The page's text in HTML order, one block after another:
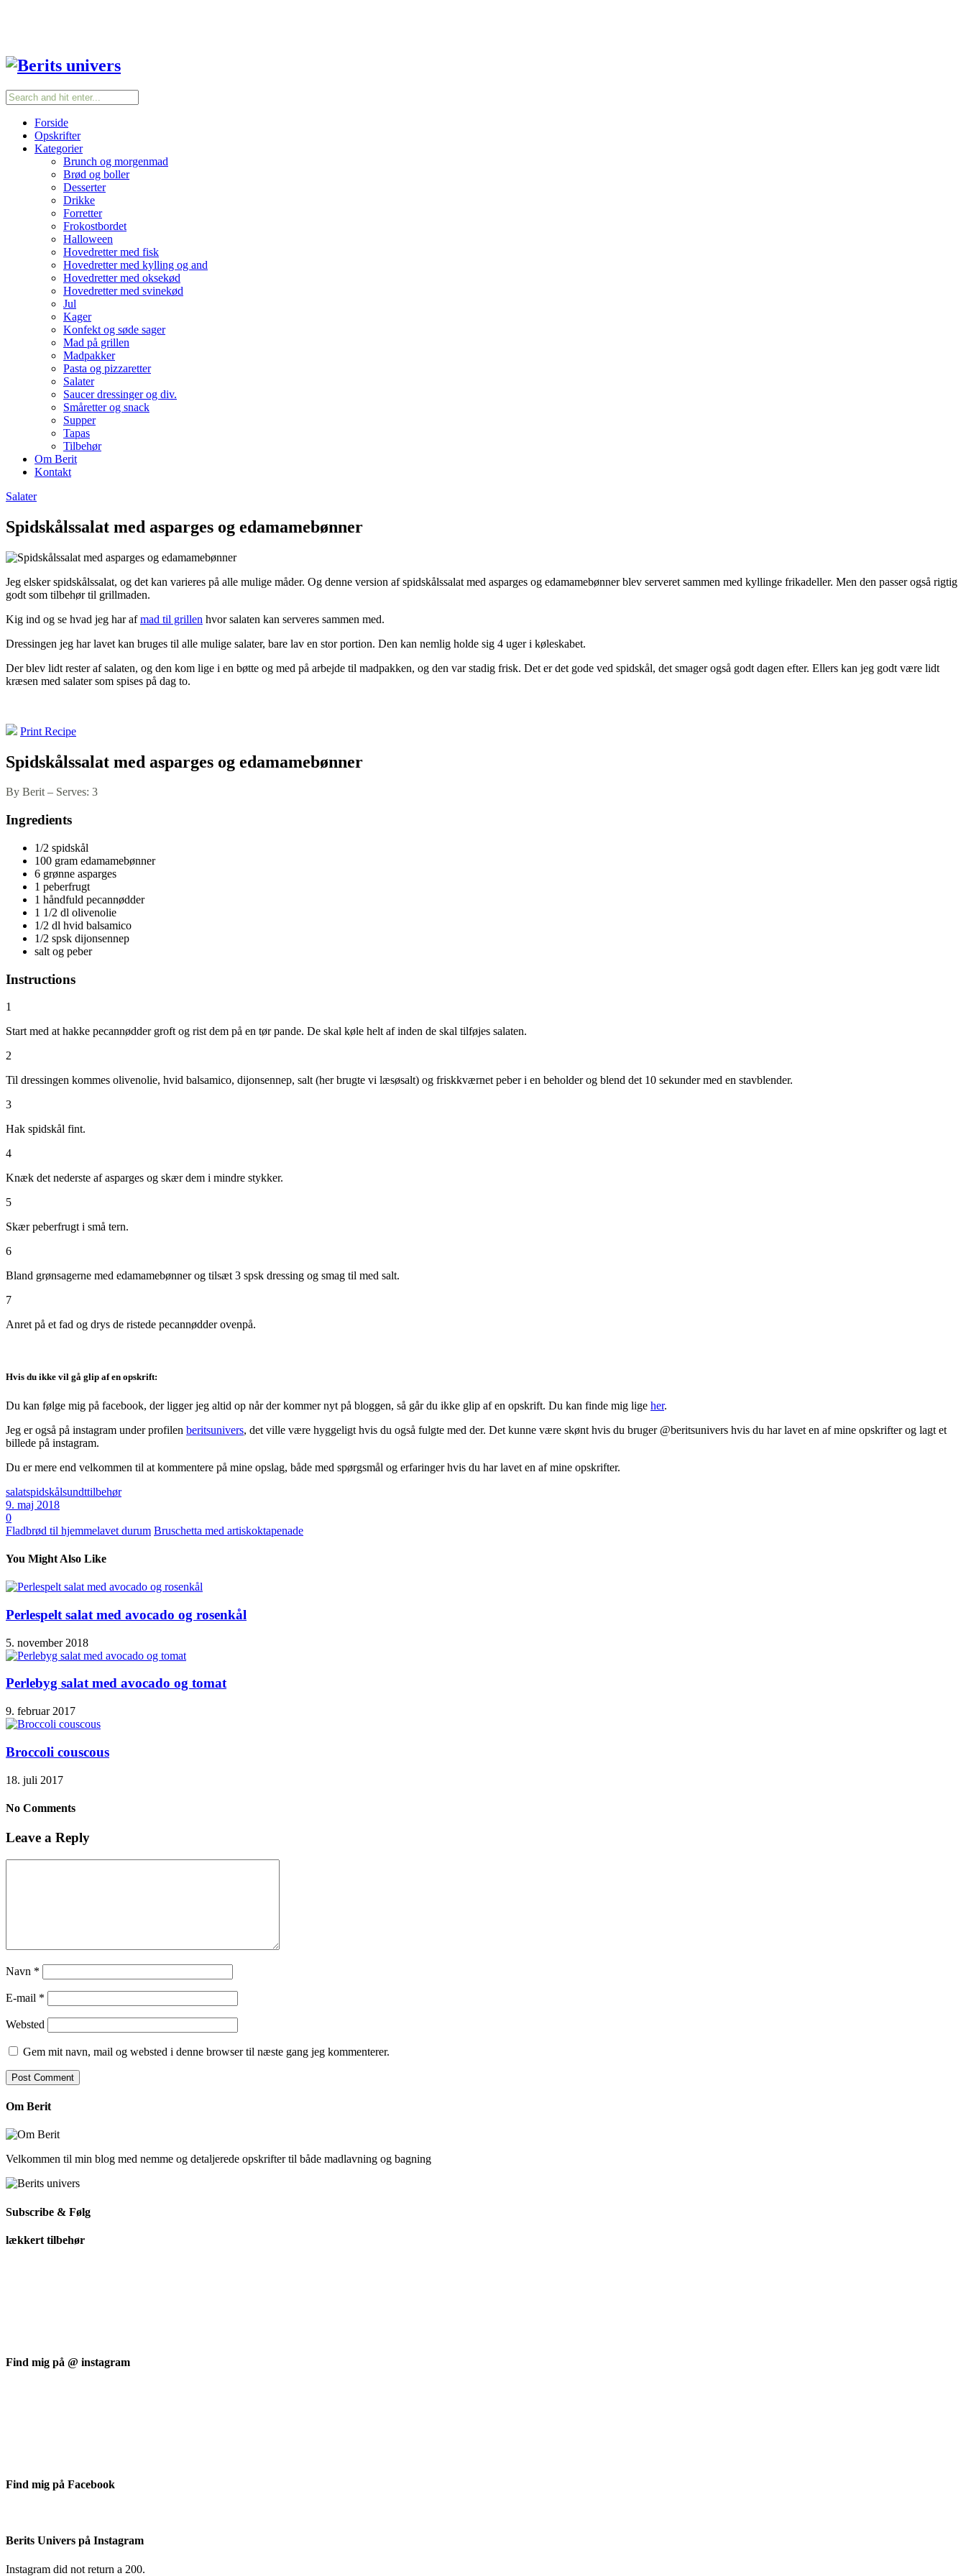
Forside
Opskrifter
Kategorier
Brunch og morgenmad
Brød og boller
Desserter
Drikke
Forretter
Frokostbordet
Halloween
Hovedretter med fisk
Hovedretter med kylling og and
Hovedretter med oksekød
Hovedretter med svinekød
Jul
Kager
Konfekt og søde sager
Mad på grillen
Madpakker
Pasta og pizzaretter
Salater
Saucer dressinger og div.
Småretter og snack
Supper
Tapas
Tilbehør
Om Berit
Kontakt
Salater
Spidskålssalat med asparges og edamamebønner
Jeg elsker spidskålssalat, og det kan varieres på alle mulige måder. Og denne version af spidskålssalat med asparges og edamamebønner blev serveret sammen med kyllinge frikadeller. Men den passer også rigtig
godt som tilbehør til grillmaden.
Kig ind og se hvad jeg har afmad til grillen hvor salaten kan serveres sammen med.
Dressingen jeg har lavet kan bruges til alle mulige salater, bare lav en stor portion. Den kan nemlig holde sig 4 uger i køleskabet.
Der blev lidt rester af salaten, og den kom lige i en bøtte og med på arbejde til madpakken, og den var stadig frisk. Det er det gode ved spidskål, det smager også godt dagen efter. Ellers kan jeg godt være lidt
kræsen med salater som spises på dag to.
Print Recipe
Spidskålssalat med asparges og edamamebønner
By Berit – Serves: 3
Ingredients
1/2 spidskål
100 gram edamamebønner
6 grønne asparges
1 peberfrugt
1 håndfuld pecannødder
1 1/2 dl olivenolie
1/2 dl hvid balsamico
1/2 spsk dijonsennep
salt og peber
Instructions
1
Start med at hakke pecannødder groft og rist dem på en tør pande. De skal køle helt af inden de skal tilføjes salaten.
2
Til dressingen kommes olivenolie, hvid balsamico, dijonsennep, salt (her brugte vi læsøsalt) og friskkværnet peber i en beholder og blend det 10 sekunder med en stavblender.
3
Hak spidskål fint.
4
Knæk det nederste af asparges og skær dem i mindre stykker.
5
Skær peberfrugt i små tern.
6
Bland grønsagerne med edamamebønner og tilsæt 3 spsk dressing og smag til med salt.
7
Anret på et fad og drys de ristede pecannødder ovenpå.
Hvis du ikke vil gå glip af en opskrift:
Du kan følge mig på facebook, der ligger jeg altid op når der kommer nyt på bloggen, så går du ikke glip af en opskrift. Du kan finde mig lige her.
Jeg er også på instagram under profilen beritsunivers, det ville være hyggeligt hvis du også fulgte med der. Det kunne være skønt hvis du bruger @beritsunivers hvis du har lavet en af mine opskrifter og lagt et
billede på instagram.
Du er mere end velkommen til at kommentere på mine opslag, både med spørgsmål og erfaringer hvis du har lavet en af mine opskrifter.
salatspidskålsundttilbehør
9. maj 2018
0
Fladbrød til hjemmelavet durum Bruschetta med artiskoktapenade
You Might Also Like
Perlespelt salat med avocado og rosenkål
5. november 2018
Perlebyg salat med avocado og tomat
9. februar 2017
Broccoli couscous
18. juli 2017
No Comments
Leave a Reply
Navn *
E-mail *
Websted
Gem mit navn, mail og websted i denne browser til næste gang jeg kommenterer.
Om Berit
Velkommen til min blog med nemme og detaljerede opskrifter til både madlavning og bagning
Subscribe & Følg
lækkert tilbehør
Find mig på @ instagram
Find mig på Facebook
Berits Univers på Instagram
Instagram did not return a 200.